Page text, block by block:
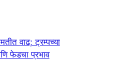
वाढ; ट्रम्पच्या
फेडचा प्रभाव